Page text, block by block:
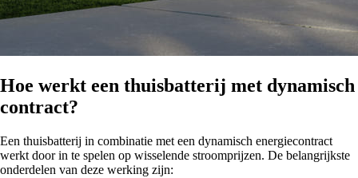
Hoe werkt een thuisbatterij met dynamisch
contract?
Een thuisbatterij in combinatie met een dynamisch energiecontract
werkt door in te spelen op wisselende stroomprijzen. De belangrijkste
onderdelen van deze werking zijn: